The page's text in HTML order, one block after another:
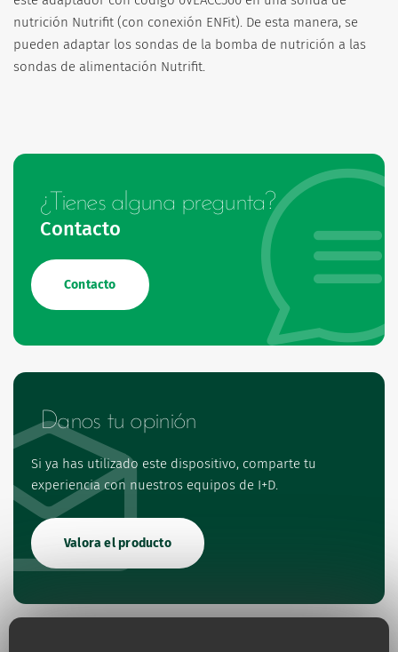
nutrición Nutrifit (con conexión ENFit). De esta manera, se
pueden adaptar los sondas de la bomba de nutrición a las
sondas de alimentación Nutrifit.
¿Tienes alguna pregunta?
Contacto
Contacto
Danos tu opinión
Si ya has utilizado este dispositivo, comparte tu
experiencia con nuestros equipos de I+D.
Valora el producto